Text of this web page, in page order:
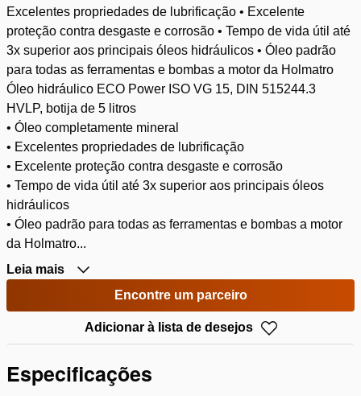
Excelentes propriedades de lubrificação • Excelente
proteção contra desgaste e corrosão • Tempo de vida útil até
3x superior aos principais óleos hidráulicos • Óleo padrão
para todas as ferramentas e bombas a motor da Holmatro
Óleo hidráulico ECO Power ISO VG 15, DIN 515244.3
HVLP, botija de 5 litros
• Óleo completamente mineral
• Excelentes propriedades de lubrificação
• Excelente proteção contra desgaste e corrosão
• Tempo de vida útil até 3x superior aos principais óleos
hidráulicos
• Óleo padrão para todas as ferramentas e bombas a motor
da Holmatro...
Leia mais
Encontre um parceiro
Adicionar à lista de desejos
Especificações